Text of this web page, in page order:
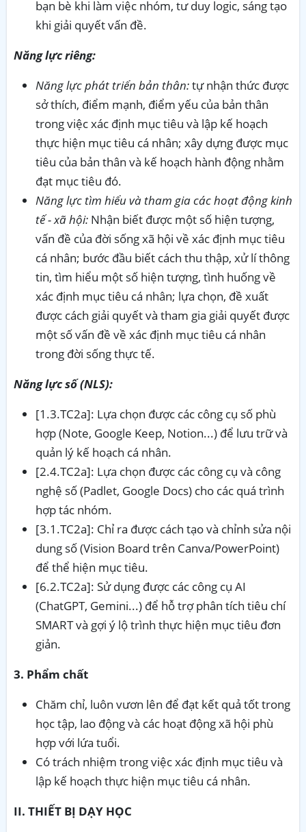
bạn bè khi làm việc nhóm, tư duy logic, sáng tạo
khi giải quyết vấn đề.
Năng lực riêng:
Năng lực phát triển bản thân:tự nhận thức được
sở thích, điểm mạnh, điểm yếu của bản thân
trong việc xác định mục tiêu và lập kế hoạch
thực hiện mục tiêu cá nhân; xây dựng được mục
tiêu của bản thân và kế hoạch hành động nhằm
đạt mục tiêu đó.
Năng lực tìm hiểu và tham gia các hoạt động kinh
tế - xã hội: Nhận biết được một số hiện tượng,
vấn đề của đời sống xã hội về xác định mục tiêu
cá nhân; bước đầu biết cách thu thập, xử lí thông
tin, tìm hiểu một số hiện tượng, tình huống về
xác định mục tiêu cá nhân; lựa chọn, đề xuất
được cách giải quyết và tham gia giải quyết được
một số vấn đề về xác định mục tiêu cá nhân
trong đời sống thực tế.
Năng lực số (NLS):
[1.3.TC2a]: Lựa chọn được các công cụ số phù
hợp (Note, Google Keep, Notion...) để lưu trữ và
quản lý kế hoạch cá nhân.
[2.4.TC2a]: Lựa chọn được các công cụ và công
nghệ số (Padlet, Google Docs) cho các quá trình
hợp tác nhóm.
[3.1.TC2a]: Chỉ ra được cách tạo và chỉnh sửa nội
dung số (Vision Board trên Canva/PowerPoint)
để thể hiện mục tiêu.
[6.2.TC2a]: Sử dụng được các công cụ AI
(ChatGPT, Gemini...) để hỗ trợ phân tích tiêu chí
SMART và gợi ý lộ trình thực hiện mục tiêu đơn
giản.
3. Phẩm chất
Chăm chỉ, luôn vươn lên để đạt kết quả tốt trong
học tập, lao động và các hoạt động xã hội phù
hợp với lứa tuổi.
Có trách nhiệm trong việc xác định mục tiêu và
lập kế hoạch thực hiện mục tiêu cá nhân.
II. THIẾT BỊ DẠY HỌC